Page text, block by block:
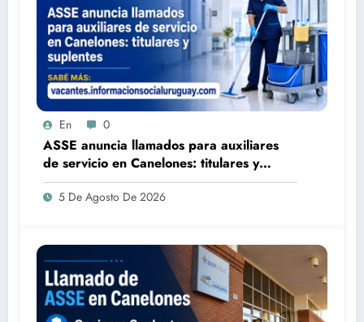
En 0
ASSE anuncia llamados para auxiliares
de servicio en Canelones: titulares y
suplentes
5 De Agosto De 2026